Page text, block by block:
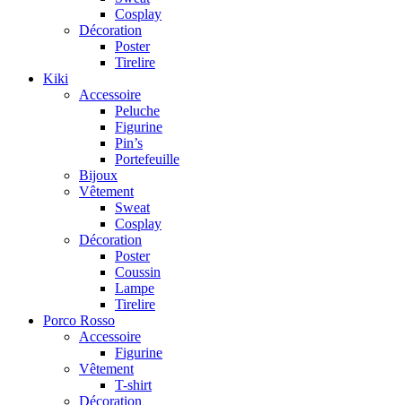
Cosplay
Décoration
Poster
Tirelire
Kiki
Accessoire
Peluche
Figurine
Pin’s
Portefeuille
Bijoux
Vêtement
Sweat
Cosplay
Décoration
Poster
Coussin
Lampe
Tirelire
Porco Rosso
Accessoire
Figurine
Vêtement
T-shirt
Décoration